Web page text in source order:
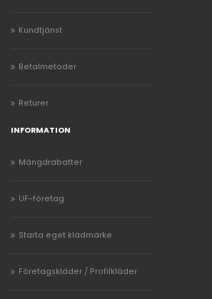
Kundtjänst
Betalmetoder
Returer
INFORMATION
Mängdrabatter
UF-företag
Starta eget klädmärke
Företagskläder / Profilkläder